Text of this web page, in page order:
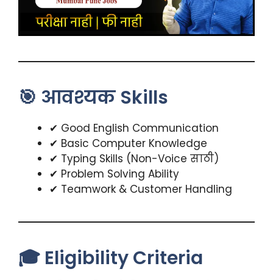
🎯 आवश्यक Skills
✔ Good English Communication
✔ Basic Computer Knowledge
✔ Typing Skills (Non-Voice साठी)
✔ Problem Solving Ability
✔ Teamwork & Customer Handling
🎓 Eligibility Criteria